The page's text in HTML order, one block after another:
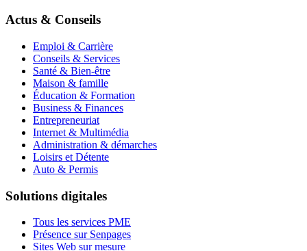
Actus & Conseils
Emploi & Carrière
Conseils & Services
Santé & Bien-être
Maison & famille
Éducation & Formation
Business & Finances
Entrepreneuriat
Internet & Multimédia
Administration & démarches
Loisirs et Détente
Auto & Permis
Solutions digitales
Tous les services PME
Présence sur Senpages
Sites Web sur mesure